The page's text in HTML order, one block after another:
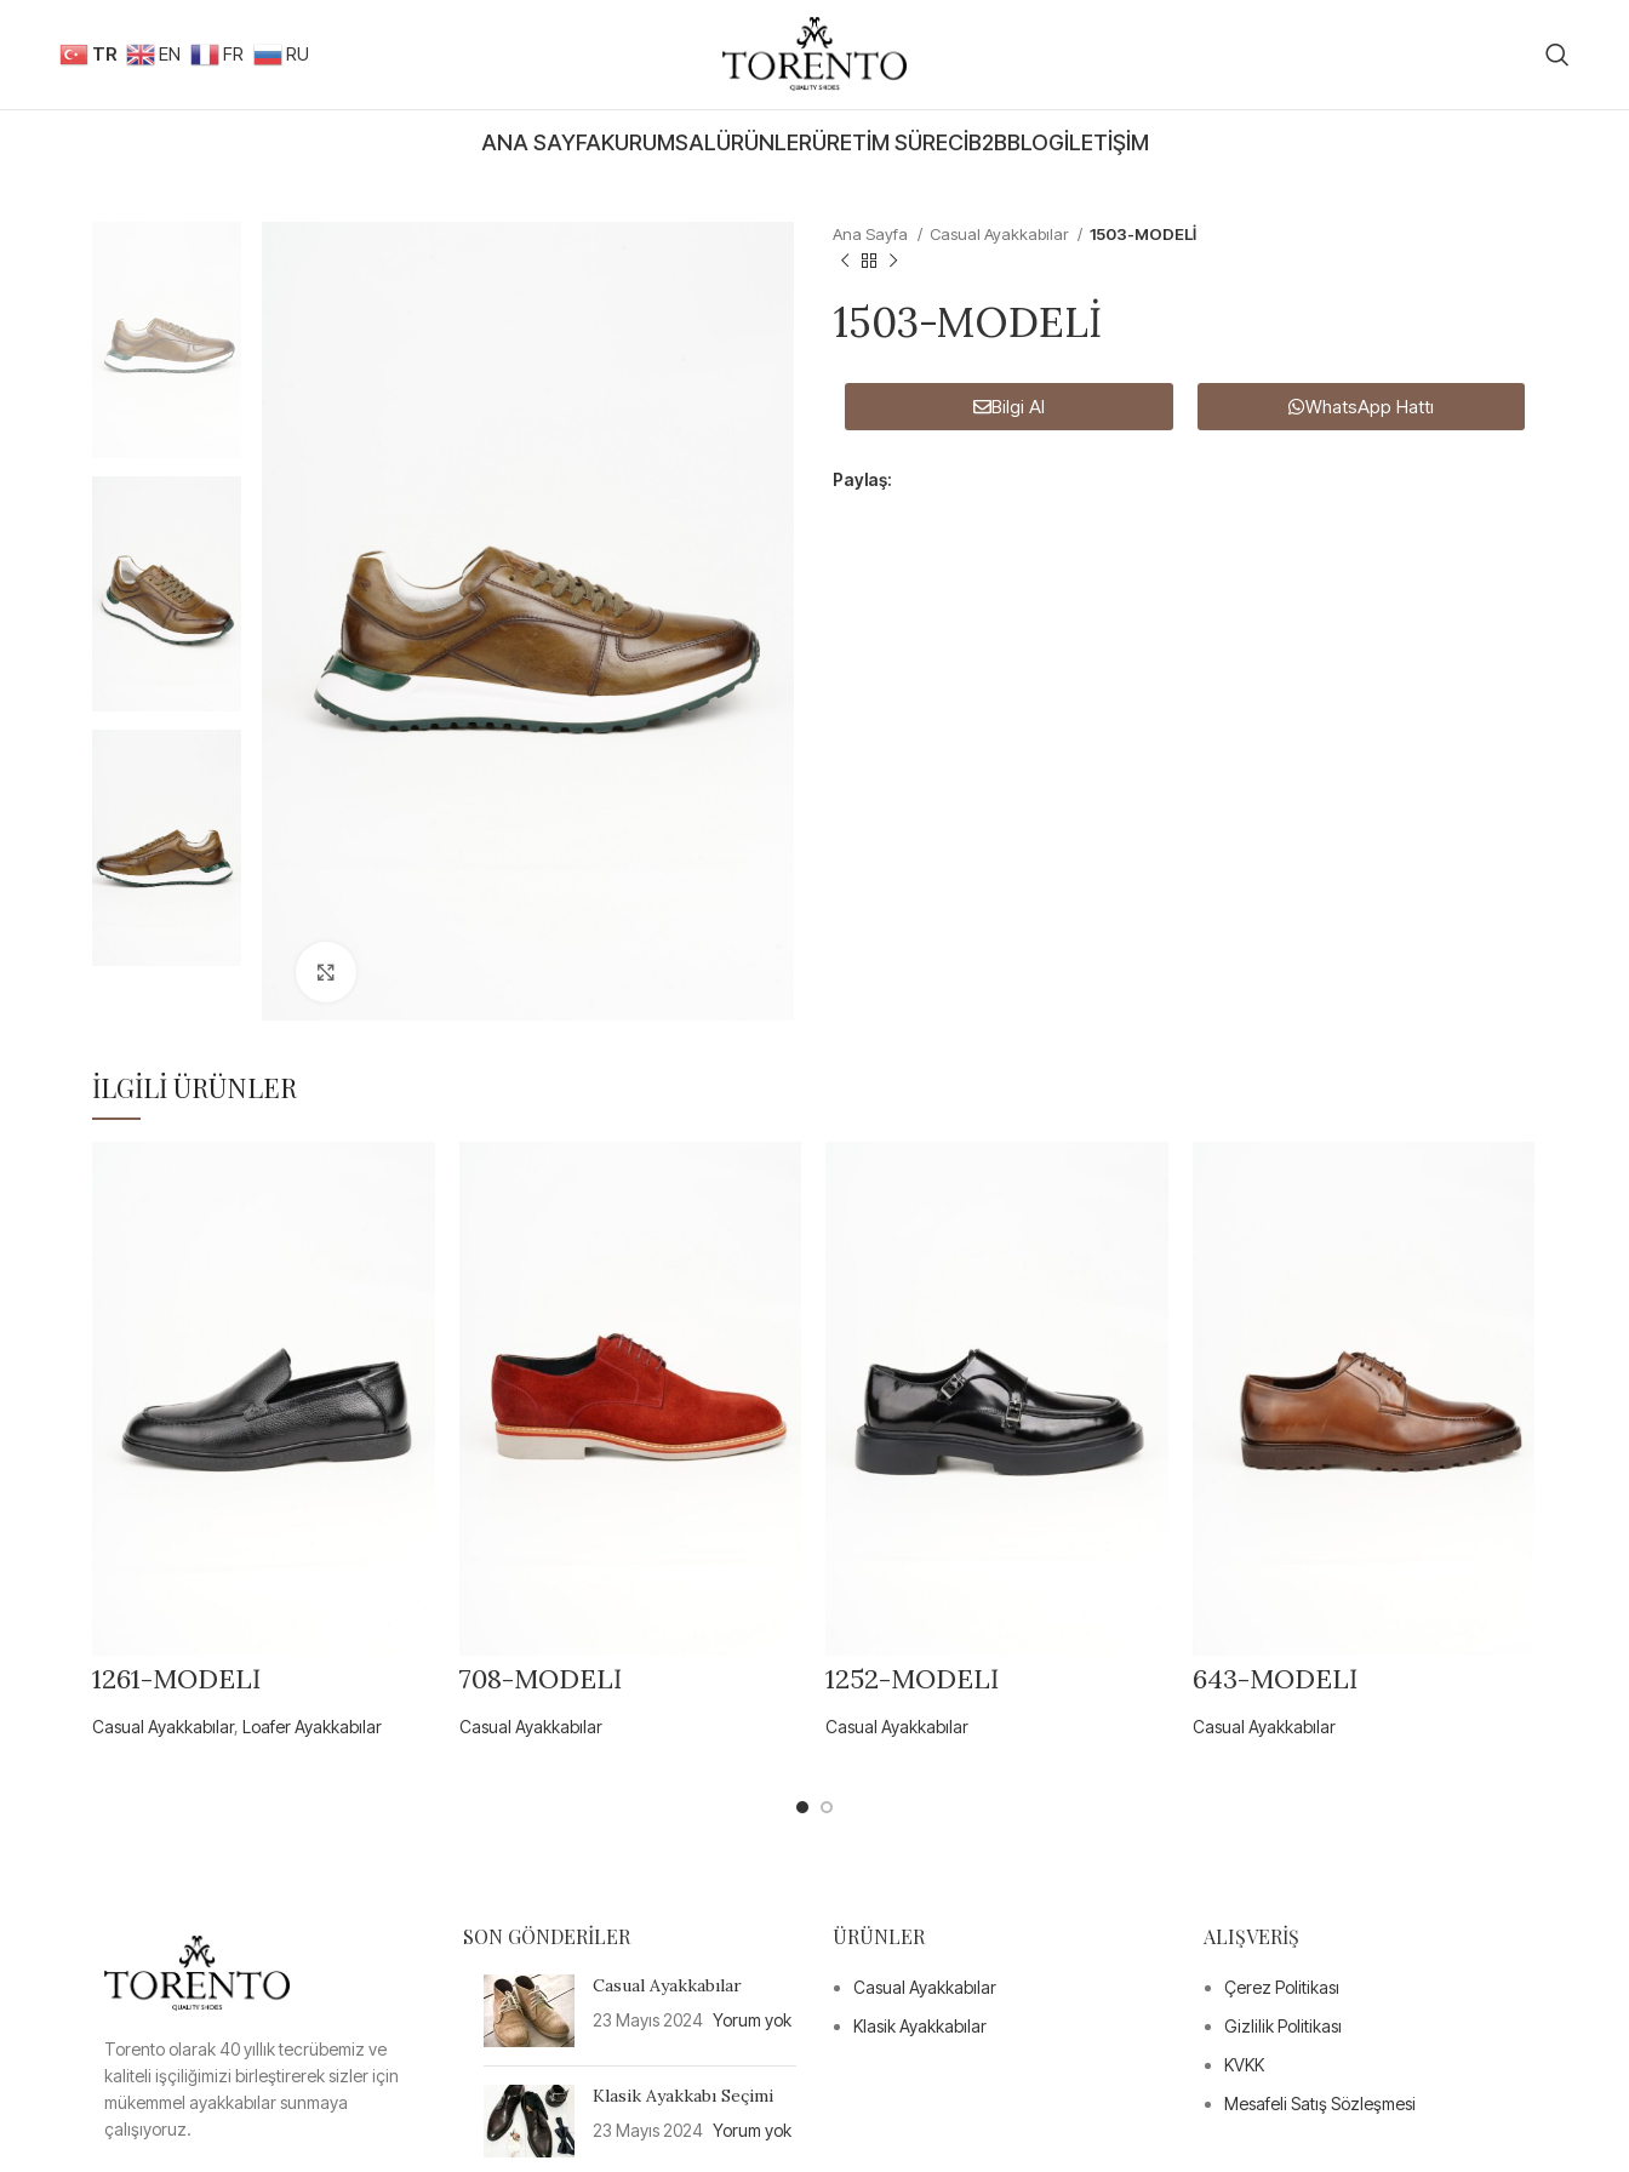
TR EN FR RU
ANA SAYFAKURUMSALÜRÜNLERÜRETIM SÜRECIB2BBLOGİLETIŞIM
Ana Sayfa Casual Ayakkabılar 1503-MODELİ
1503-MODELİ
Bilgi Al WhatsApp Hattı
Paylaş:
İLGILI ÜRÜNLER
1261-MODELİ
Casual Ayakkabılar, Loafer Ayakkabılar
708-MODELİ
Casual Ayakkabılar
1252-MODELİ
Casual Ayakkabılar
643-MODELİ
Casual Ayakkabılar
Torento olarak 40 yıllık tecrübemiz ve
kaliteli işçiliğimizi birleştirerek sizler için
mükemmel ayakkabılar sunmaya
çalışıyoruz.
SON GÖNDERILER
Casual Ayakkabılar
23 Mayıs 2024 Yorum yok
Klasik Ayakkabı Seçimi
23 Mayıs 2024 Yorum yok
ÜRÜNLER
Casual Ayakkabılar
Klasik Ayakkabılar
ALIŞVERIŞ
Çerez Politikası
Gizlilik Politikası
KVKK
Mesafeli Satış Sözleşmesi